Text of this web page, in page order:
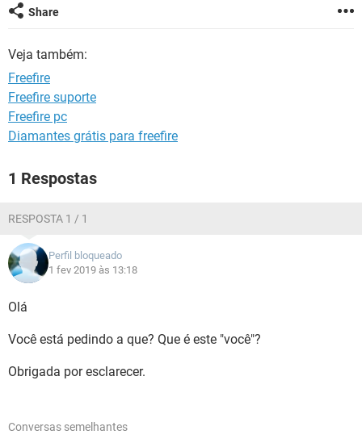
Share
Veja também:
Freefire
Freefire suporte
Freefire pc
Diamantes grátis para freefire
1 Respostas
RESPOSTA 1 / 1
Perfil bloqueado
1 fev 2019 às 13:18
Olá
Você está pedindo a que? Que é este "você"?
Obrigada por esclarecer.
Conversas semelhantes